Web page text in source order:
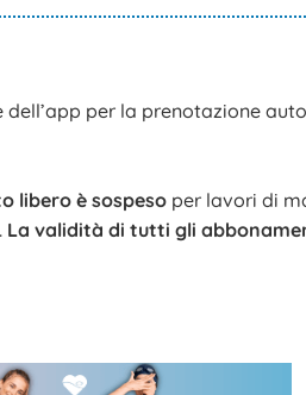
per la prenotazione
libero è sospeso per lavori di
La validità di tutti gli